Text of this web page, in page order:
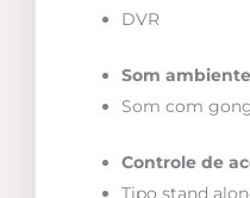
DVR
Som
Som com
Controle de
Tipo stand